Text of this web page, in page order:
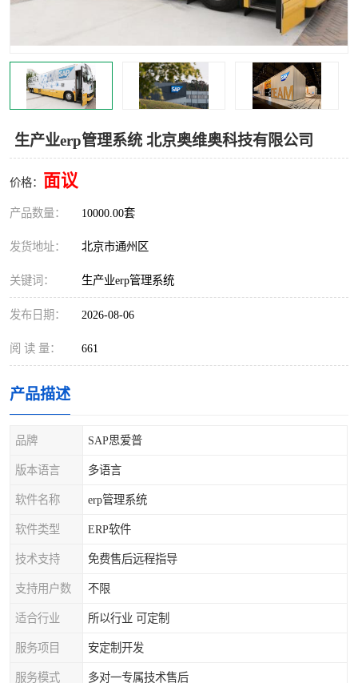
生产业erp管理系统 北京奥维奥科技有限公司
价格： 面议
产品数量： 10000.00套
发货地址： 北京市通州区
关键词： 生产业erp管理系统
发布日期： 2026-08-06
阅 读 量： 661
产品描述
品牌 SAP思爱普
版本语言 多语言
软件名称 erp管理系统
软件类型 ERP软件
技术支持 免费售后远程指导
支持用户数 不限
适合行业 所以行业 可定制
服务项目 安定制开发
服务模式 多对一专属技术售后
塑胶厂erp系统
玩具厂erp系统 五金厂erp系统
小工厂erp系统 印染厂erp系统